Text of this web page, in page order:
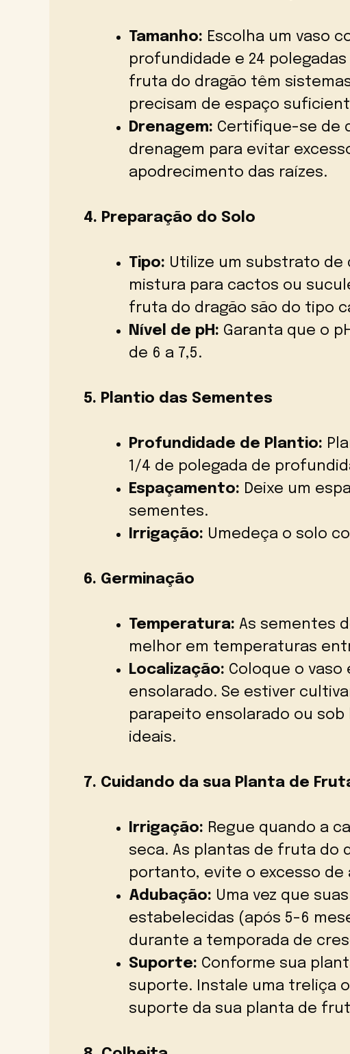
Tamanho: Escolha um vaso
profundidade e 24
fruta do dragão têm
precisam de espaço
Drenagem: Certifique-se de
drenagem para evitar
apodrecimento das raízes.
4. Preparação do Solo
Tipo: Utilize um substrato de
mistura para cactos ou
fruta do dragão são do tipo
Nível de pH: Garanta que o
de 6 a 7,5.
5. Plantio das Sementes
Profundidade de Plantio:
1/4 de polegada de
Espaçamento: Deixe um
sementes.
Irrigação: Umedeça o solo
6. Germinação
Temperatura: As sementes
melhor em temperaturas
Localização: Coloque o
ensolarado. Se estiver
parapeito ensolarado ou
ideais.
7. Cuidando da sua Planta de
Irrigação: Regue quando a
seca. As plantas de fruta do
portanto, evite o excesso de
Adubação: Uma vez que
estabelecidas (após 5-6
durante a temporada de
Suporte: Conforme sua
suporte. Instale uma treliça
suporte da sua planta de